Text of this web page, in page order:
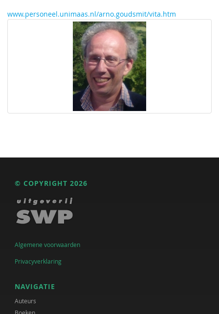
www.personeel.unimaas.nl/arno.goudsmit/vita.htm
© COPYRIGHT 2026
Algemene voorwaarden
Privacyverklaring
NAVIGATIE
Auteurs